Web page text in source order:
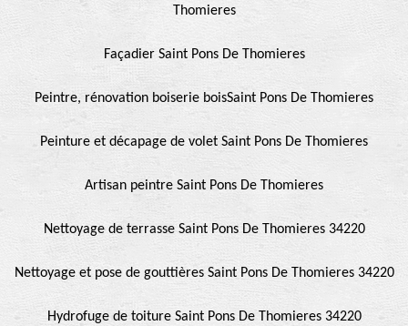
Thomieres
Façadier Saint Pons De Thomieres
Peintre, rénovation boiserie boisSaint Pons De Thomieres
Peinture et décapage de volet Saint Pons De Thomieres
Artisan peintre Saint Pons De Thomieres
Nettoyage de terrasse Saint Pons De Thomieres 34220
Nettoyage et pose de gouttières Saint Pons De Thomieres 34220
Hydrofuge de toiture Saint Pons De Thomieres 34220